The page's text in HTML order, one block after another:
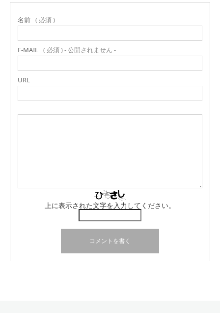
名前 ( 必須 )
E-MAIL ( 必須 ) - 公開されません -
URL
上に表示された文字を入力してください。